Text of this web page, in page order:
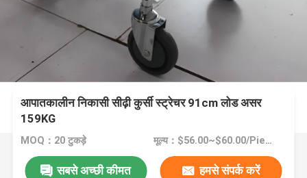
आपातकालीन निकासी सीढ़ी कुर्सी स्ट्रेचर 91cm लोड असर
159KG
MOQ：20 टुकड़े मूल्य：$56.00~$60.00/Pieces 20-49 Pieces
सबसे अच्छी कीमत हमसे संपर्क करें